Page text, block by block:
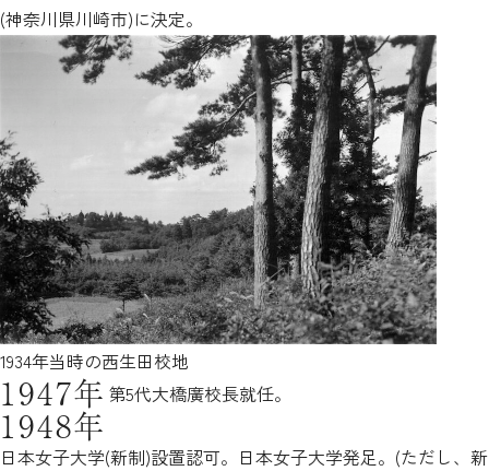
(神奈川県川崎市)に決定。
1934年当時の西生田校地
1947年 第5代大橋廣校長就任。
1948年
日本女子大学(新制)設置認可。日本女子大学発足。(ただし、新